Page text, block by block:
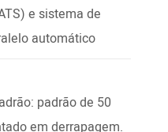
e sistema de
automático
padrão de 50
em derrapagem.